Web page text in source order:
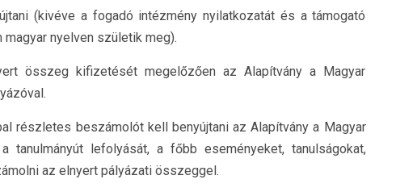
(kivéve a fogadó intézmény nyilatkozatát és a támogató
nyelven születik meg).
összeg kifizetését megelőzően az Alapítvány a Magyar
részletes beszámolót kell benyújtani az Alapítvány a Magyar
tanulmányút lefolyását, a főbb eseményeket, tanulságokat,
az elnyert pályázati összeggel.